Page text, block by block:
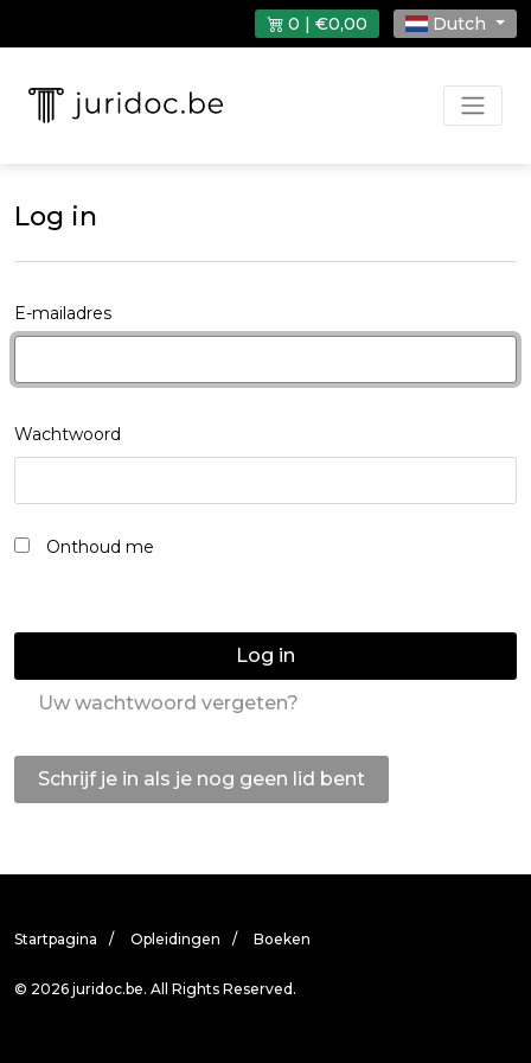
0 | €0,00 Dutch
Log in
E-mailadres
Wachtwoord
Onthoud me
Log in
Uw wachtwoord vergeten?
Schrijf je in als je nog geen lid bent
Startpagina Opleidingen Boeken
© 2026 juridoc.be. All Rights Reserved.